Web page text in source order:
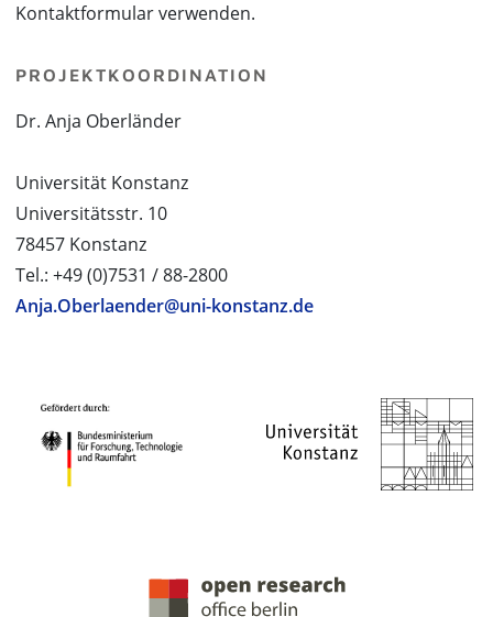
Kontaktformular verwenden.
PROJEKTKOORDINATION
Dr. Anja Oberländer
Universität Konstanz
Universitätsstr. 10
78457 Konstanz
Tel.: +49 (0)7531 / 88-2800
Anja.Oberlaender@uni-konstanz.de